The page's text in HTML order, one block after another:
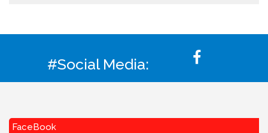
#Social Media:
FaceBook